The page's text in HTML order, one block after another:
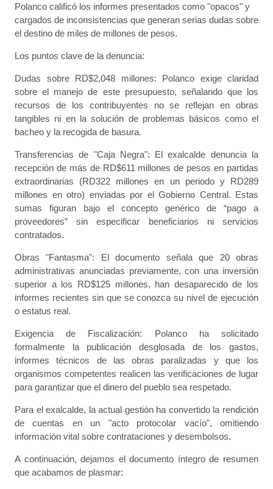
Polanco calificó los informes presentados como "opacos" y
cargados de inconsistencias que generan serias dudas sobre
el destino de miles de millones de pesos.
Los puntos clave de la denuncia:
Dudas sobre RD$2,048 millones: Polanco exige claridad
sobre el manejo de este presupuesto, señalando que los
recursos de los contribuyentes no se reflejan en obras
tangibles ni en la solución de problemas básicos como el
bacheo y la recogida de basura.
Transferencias de "Caja Negra": El exalcalde denuncia la
recepción de más de RD$611 millones de pesos en partidas
extraordinarias (RD322 millones en un periodo y RD289
millones en otro) enviadas por el Gobierno Central. Estas
sumas figuran bajo el concepto genérico de “pago a
proveedores” sin especificar beneficiarios ni servicios
contratados.
Obras "Fantasma": El documento señala que 20 obras
administrativas anunciadas previamente, con una inversión
superior a los RD$125 millones, han desaparecido de los
informes recientes sin que se conozca su nivel de ejecución
o estatus real.
Exigencia de Fiscalización: Polanco ha solicitado
formalmente la publicación desglosada de los gastos,
informes técnicos de las obras paralizadas y que los
organismos competentes realicen las verificaciones de lugar
para garantizar que el dinero del pueblo sea respetado.
Para el exalcalde, la actual gestión ha convertido la rendición
de cuentas en un "acto protocolar vacío", omitiendo
información vital sobre contrataciones y desembolsos.
A continuación, dejamos el documento íntegro de resumen
que acabamos de plasmar: